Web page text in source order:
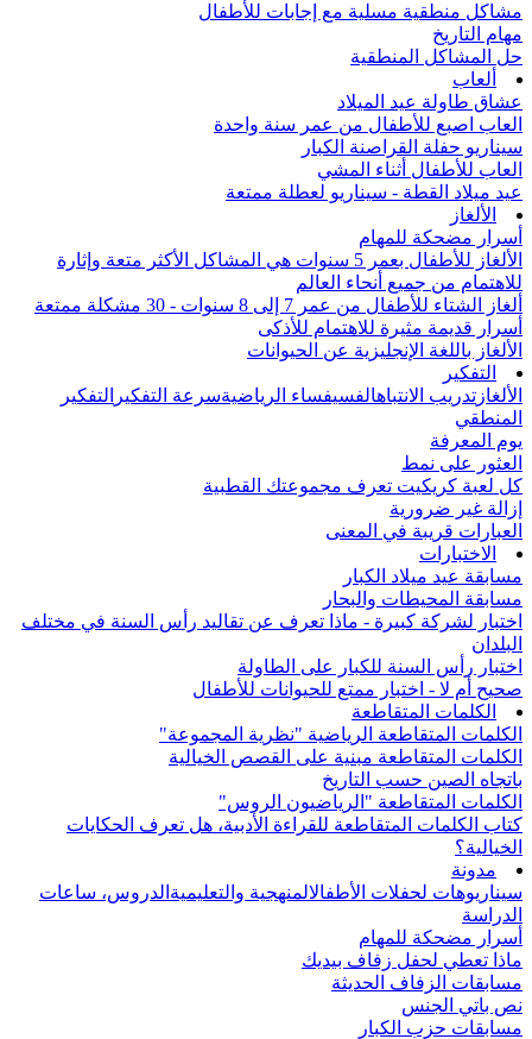
مشاكل منطقية مسلية مع إجابات للأطفال
مهام التاريخ
حل المشاكل المنطقية
ألعاب
عشاق طاولة عيد الميلاد
العاب اصبع للأطفال من عمر سنة واحدة
سيناريو حفلة القراصنة الكبار
العاب للأطفال أثناء المشي
عيد ميلاد القطة - سيناريو لعطلة ممتعة
الألغاز
أسرار مضحكة للمهام
الألغاز للأطفال بعمر 5 سنوات هي المشاكل الأكثر متعة وإثارة
للاهتمام من جميع أنحاء العالم
ألغاز الشتاء للأطفال من عمر 7 إلى 8 سنوات - 30 مشكلة ممتعة
أسرار قديمة مثيرة للاهتمام للأذكى
الألغاز باللغة الإنجليزية عن الحيوانات
التفكير
الألغاز تدريب الانتباهالفسيفساء الرياضيةسرعة التفكير التفكير
المنطقي
يوم المعرفة
العثور على نمط
كل لعبة كريكيت تعرف مجموعتك القطبية
إزالة غير ضرورية
العبارات قريبة في المعنى
الاختبارات
مسابقة عيد ميلاد الكبار
مسابقة المحيطات والبحار
اختبار لشركة كبيرة - ماذا تعرف عن تقاليد رأس السنة في مختلف
البلدان
اختبار رأس السنة للكبار على الطاولة
صحيح أم لا - اختبار ممتع للحيوانات للأطفال
الكلمات المتقاطعة
الكلمات المتقاطعة الرياضية "نظرية المجموعة"
الكلمات المتقاطعة مبنية على القصص الخيالية
باتجاه الصين حسب التاريخ
الكلمات المتقاطعة "الرياضيون الروس"
كتاب الكلمات المتقاطعة للقراءة الأدبية، هل تعرف الحكايات
الخيالية؟
مدونة
سيناريوهات لحفلات الأطفالالمنهجية والتعليمية الدروس، ساعات
الدراسة
أسرار مضحكة للمهام
ماذا تعطي لحفل زفاف بيديك
مسابقات الزفاف الحديثة
نص باتي الجنس
مسابقات حزب الكبار